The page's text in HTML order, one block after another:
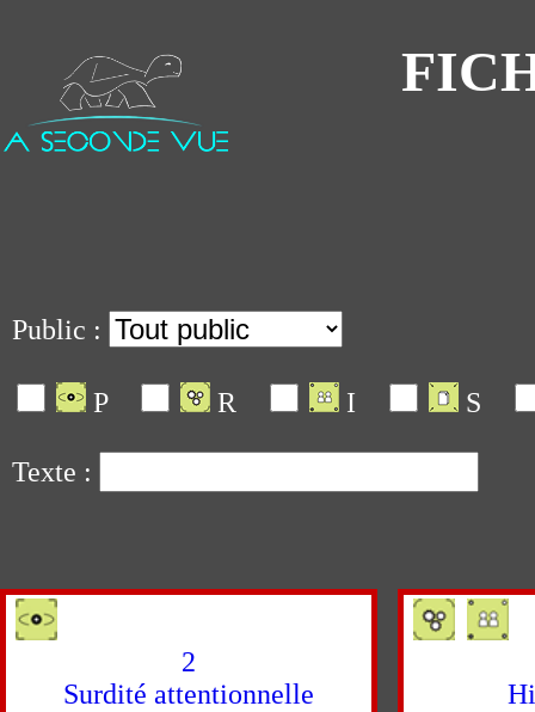
Public :
P R I S
Texte :
2
Surdité attentionnelle